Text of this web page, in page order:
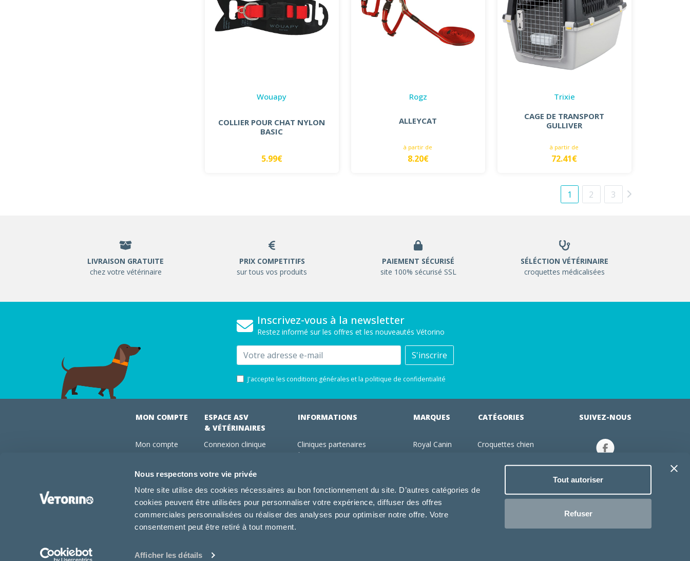
Nous respectons votre vie privée
Notre site utilise des cookies nécessaires au bon fonctionnement du site. D’autres catégories de
cookies peuvent être utilisées pour personnaliser votre expérience, diffuser des offres
commerciales personnalisées ou réaliser des analyses pour optimiser notre offre. Votre
consentement peut être retiré à tout moment.
Afficher les détails
Tout autoriser
Refuser
Wouapy
COLLIER POUR CHAT NYLON
BASIC
5.99€
Rogz
ALLEYCAT
à partir de
8.20€
Trixie
CAGE DE TRANSPORT
GULLIVER
à partir de
72.41€
1 2 3
LIVRAISON GRATUITE
chez votre vétérinaire
PRIX COMPETITIFS
sur tous vos produits
PAIEMENT SÉCURISÉ
site 100% sécurisé SSL
SÉLÉCTION VÉTÉRINAIRE
croquettes médicalisées
Inscrivez-vous à la newsletter
Restez informé sur les offres et les nouveautés Vétorino
Email S'inscrire
J'accepte les conditions générales et la politique de confidentialité
MON COMPTE
Mon compte
Mes abonnements
Conseils vétos
FAQ
ESPACE ASV
& VÉTÉRINAIRES
Connexion clinique
Abonnements
Devenir adhérent Vétorino
INFORMATIONS
Cliniques partenaires
Utilisation des cookies
Conditions générales d'utilisation
MARQUES
Royal Canin
Specific
Dechra
Tonivet
CATÉGORIES
Croquettes chien
Jouets chien
Produits vétérinaire chien
Jouets chat
SUIVEZ-NOUS